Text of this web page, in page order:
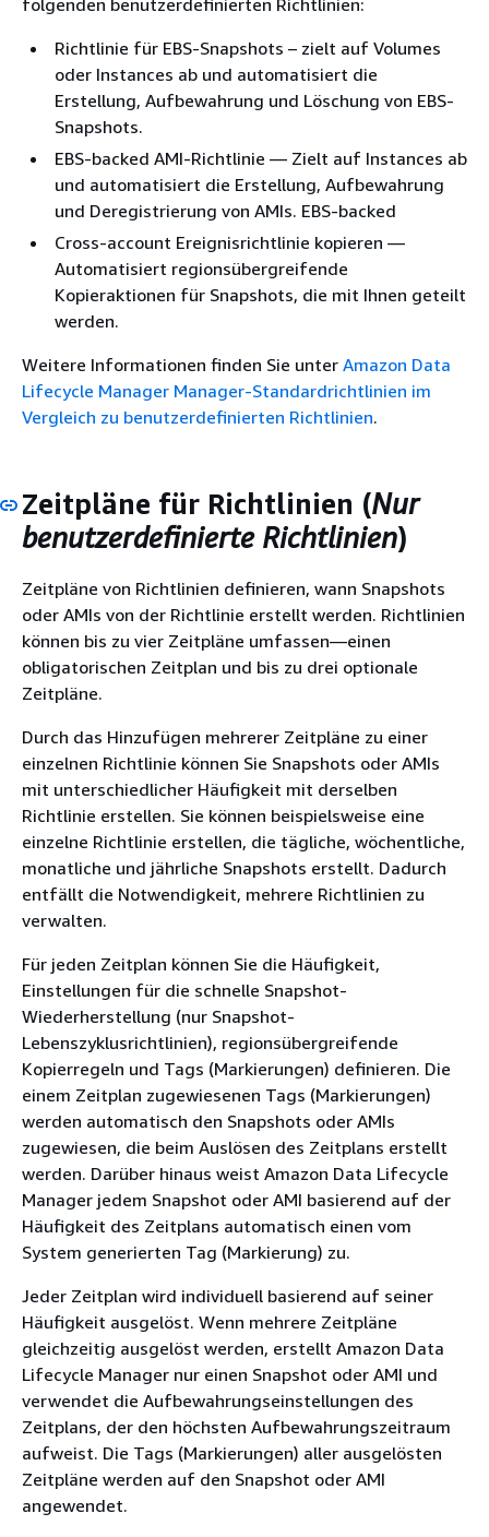
Richtlinie für EBS-Snapshots – zielt auf Volumes
oder Instances ab und automatisiert die
Erstellung, Aufbewahrung und Löschung von EBS-
Snapshots.
EBS-backed AMI-Richtlinie — Zielt auf Instances ab
und automatisiert die Erstellung, Aufbewahrung
und Deregistrierung von AMIs. EBS-backed
Cross-account Ereignisrichtlinie kopieren —
Automatisiert regionsübergreifende
Kopieraktionen für Snapshots, die mit Ihnen geteilt
werden.
Weitere Informationen finden Sie unter Amazon Data
Lifecycle Manager Manager-Standardrichtlinien im
Vergleich zu benutzerdefinierten Richtlinien.
Zeitpläne für Richtlinien (Nur
benutzerdefinierte Richtlinien)
Zeitpläne von Richtlinien definieren, wann Snapshots
oder AMIs von der Richtlinie erstellt werden. Richtlinien
können bis zu vier Zeitpläne umfassen—einen
obligatorischen Zeitplan und bis zu drei optionale
Zeitpläne.
Durch das Hinzufügen mehrerer Zeitpläne zu einer
einzelnen Richtlinie können Sie Snapshots oder AMIs
mit unterschiedlicher Häufigkeit mit derselben
Richtlinie erstellen. Sie können beispielsweise eine
einzelne Richtlinie erstellen, die tägliche, wöchentliche,
monatliche und jährliche Snapshots erstellt. Dadurch
entfällt die Notwendigkeit, mehrere Richtlinien zu
verwalten.
Für jeden Zeitplan können Sie die Häufigkeit,
Einstellungen für die schnelle Snapshot-
Wiederherstellung (nur Snapshot-
Lebenszyklusrichtlinien), regionsübergreifende
Kopierregeln und Tags (Markierungen) definieren. Die
einem Zeitplan zugewiesenen Tags (Markierungen)
werden automatisch den Snapshots oder AMIs
zugewiesen, die beim Auslösen des Zeitplans erstellt
werden. Darüber hinaus weist Amazon Data Lifecycle
Manager jedem Snapshot oder AMI basierend auf der
Häufigkeit des Zeitplans automatisch einen vom
System generierten Tag (Markierung) zu.
Jeder Zeitplan wird individuell basierend auf seiner
Häufigkeit ausgelöst. Wenn mehrere Zeitpläne
gleichzeitig ausgelöst werden, erstellt Amazon Data
Lifecycle Manager nur einen Snapshot oder AMI und
verwendet die Aufbewahrungseinstellungen des
Zeitplans, der den höchsten Aufbewahrungszeitraum
aufweist. Die Tags (Markierungen) aller ausgelösten
Zeitpläne werden auf den Snapshot oder AMI
angewendet.